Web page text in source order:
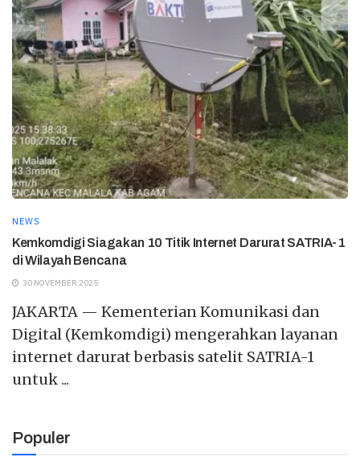
NEWS
Kemkomdigi Siagakan 10 Titik Internet Darurat SATRIA-1
di Wilayah Bencana
30 NOVEMBER 2025
JAKARTA — Kementerian Komunikasi dan
Digital (Kemkomdigi) mengerahkan layanan
internet darurat berbasis satelit SATRIA-1
untuk ...
Populer